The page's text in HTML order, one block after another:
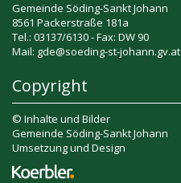
Gemeinde Söding-Sankt Johann
8561 Packerstraße 181a
Tel.: 03137/6130 - Fax: DW 90
Mail: gde@soeding-st-johann.gv.at
Copyright
© Inhalte und Bilder
Gemeinde Söding-Sankt Johann
Umsetzung und Design